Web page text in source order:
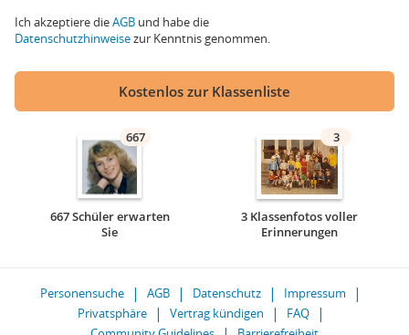
Ich akzeptiere dieAGB und habe die
Datenschutzhinweisezur Kenntnis genommen.
Kostenlos zur Klassenliste
667
667 Schüler erwarten
Sie
3
3 Klassenfotos voller
Erinnerungen
Personensuche AGB Datenschutz
Impressum
Privatsphäre
Vertrag kündigen
FAQ